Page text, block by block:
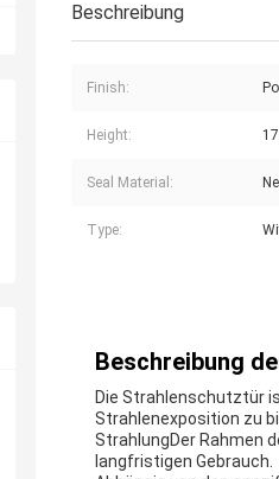
Beschreibung
Finish:
Height:
Seal Material:
Type:
Beschreibung
Die Strahlenschutztür
Strahlenexposition zu
StrahlungDer Rahmen
langfristigen Gebrauch.